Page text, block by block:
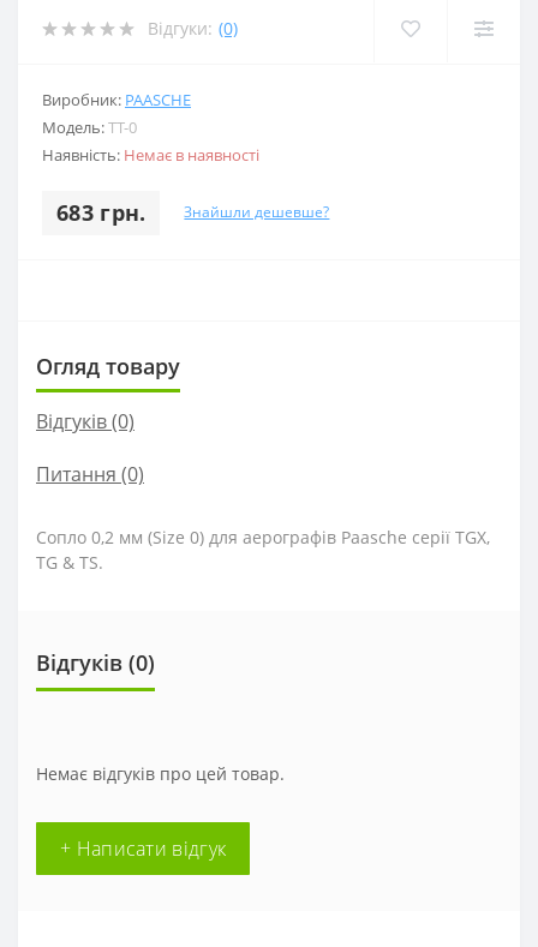
Відгуки: (0)
Виробник: PAASCHE
Модель:TT-0
Наявність: Немає в наявності
683 грн. Знайшли дешевше?
Огляд товару
Відгуків (0)
Питання (0)
Сопло 0,2 мм (Size 0) для аерографів Paasche серії TGX,
TG & TS.
Відгуків (0)
Немає відгуків про цей товар.
+ Написати відгук